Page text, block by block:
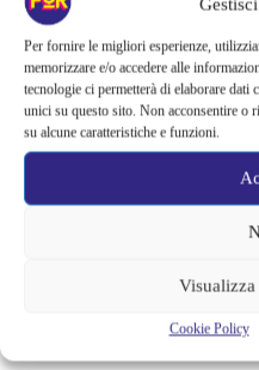
Per fornire le migliori esperienze,
memorizzare e/o accedere alle
tecnologie ci permetterà di elaborare
unici su questo sito. Non acconsentire o
su alcune caratteristiche e funzioni.
Visualizza
Cookie Policy
Ready Player Two torna a
lavoro sul sequel: cosa manca
Sky e NOW svelano le uscite
documentari in arrivo: i titoli da
Spider-Man: Brand New Day
Barbie 2 rischia di saltare |
La bocca del diavolo arriva su
nuovo survival horror: una